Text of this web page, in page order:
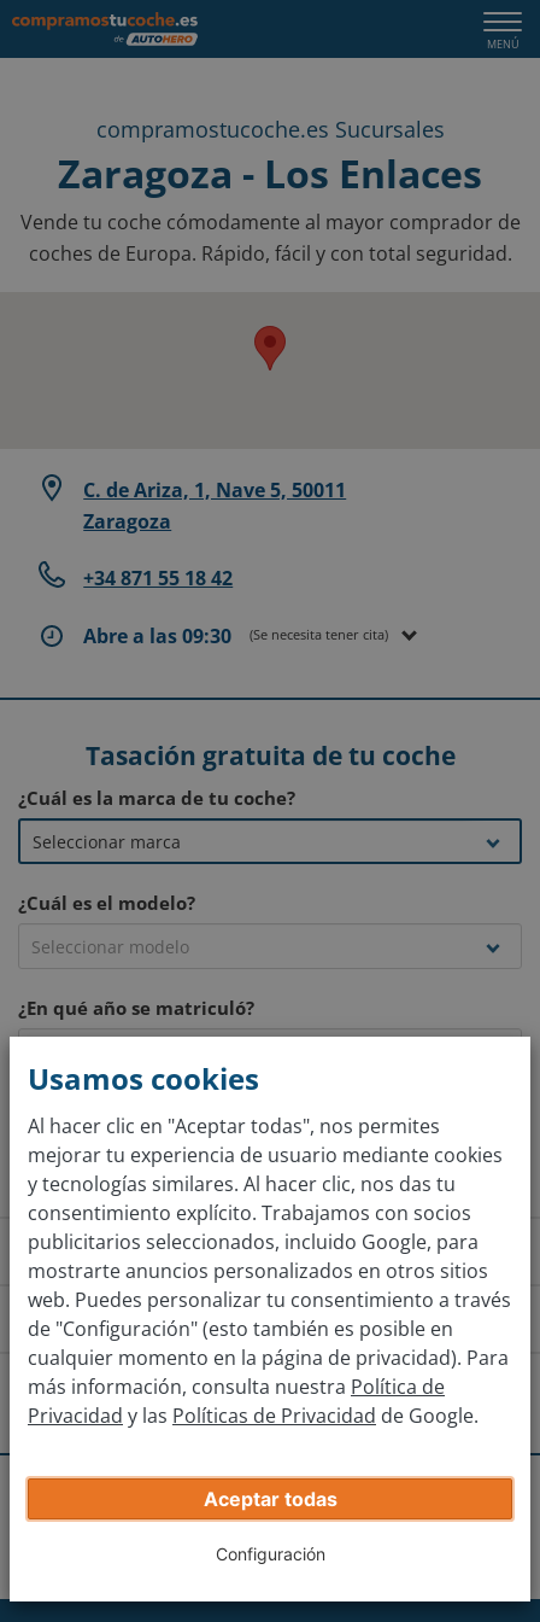
MENÚ
compramostucoche.es Sucursales
Zaragoza - Los Enlaces
Vende tu coche cómodamente al mayor comprador de
coches de Europa. Rápido, fácil y con total seguridad.
C. de Ariza, 1, Nave 5, 50011
Zaragoza
+34 871 55 18 42
Abre a las 09:30 (Se necesita tener cita)
Tasación gratuita de tu coche
¿Cuál es la marca de tu coche?
¿Cuál es el modelo?
¿En qué año se matriculó?
Obtener tasación
¿Cómo funciona?
Recibe tu oferta real
Introduce los datos de tu coche.
¿Cómo llego a la sucursal?
Zaragoza Utebo Cuarte de
rotonda toma la cuarta salida hacia N-232.
Continúa recto hacia N-232 durante 300m hasta Av. de
¿Hay otras sucursales cerca?
Zaragoza-Puerto VeneciaZaragoza
Usamos cookies
Al hacer clic en "Aceptar todas", nos permites
mejorar tu experiencia de usuario mediante cookies
y tecnologías similares. Al hacer clic, nos das tu
consentimiento explícito. Trabajamos con socios
publicitarios seleccionados, incluido Google, para
mostrarte anuncios personalizados en otros sitios
web. Puedes personalizar tu consentimiento a través
de "Configuración" (esto también es posible en
cualquier momento en la página de privacidad). Para
más información, consulta nuestra Política de
Privacidad y las Políticas de Privacidad de Google.
Aceptar todas
Configuración